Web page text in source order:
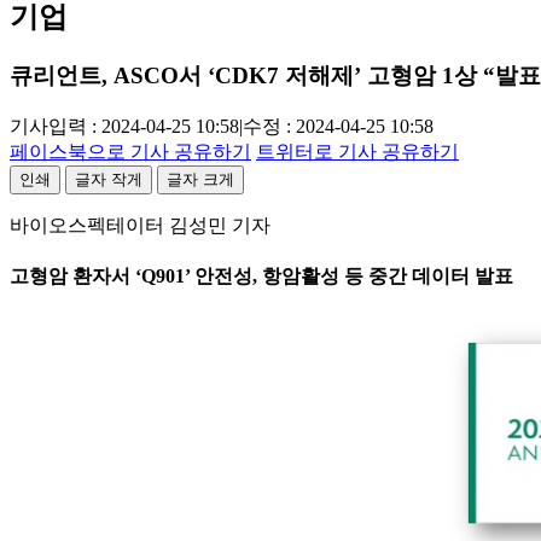
기업
큐리언트, ASCO서 ‘CDK7 저해제’ 고형암 1상 “발
기사입력 : 2024-04-25 10:58|수정 : 2024-04-25 10:58
페이스북으로 기사 공유하기
트위터로 기사 공유하기
인쇄 글자 작게 글자 크게
바이오스펙테이터 김성민 기자
고형암 환자서 ‘Q901’ 안전성, 항암활성 등 중간 데이터 발표